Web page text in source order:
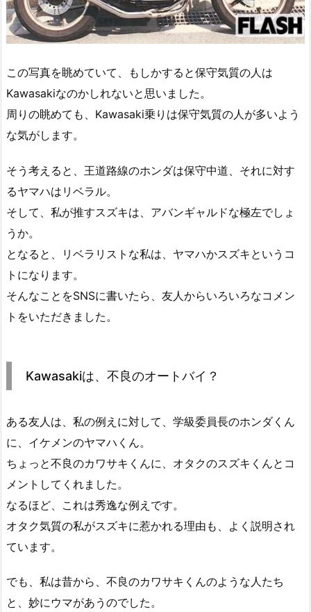
この写真を眺めていて、もしかすると保守気質の人は
Kawasakiなのかしれないと思いました。
周りの眺めても、Kawasaki乗りは保守気質の人が多いよう
な気がします。
そう考えると、王道路線のホンダは保守中道、それに対す
るヤマハはリベラル。
そして、私が推すスズキは、アバンギャルドな極左でしょ
うか。
となると、リベラリストな私は、ヤマハかスズキというコ
トになります。
そんなことをSNSに書いたら、友人からいろいろなコメン
トをいただきました。
Kawasakiは、不良のオートバイ？
ある友人は、私の例えに対して、学級委員長のホンダくん
に、イケメンのヤマハくん。
ちょっと不良のカワサキくんに、オタクのスズキくんとコ
メントしてくれました。
なるほど、これは秀逸な例えです。
オタク気質の私がスズキに惹かれる理由も、よく説明され
ています。
でも、私は昔から、不良のカワサキくんのような人たち
と、妙にウマがあうのでした。